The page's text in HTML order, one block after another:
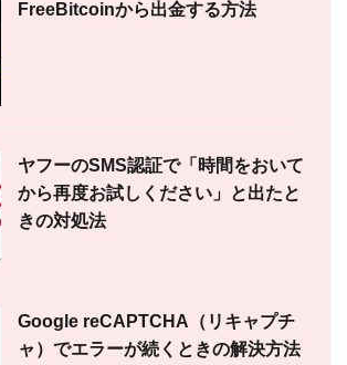
FreeBitcoinから出金する方法
ヤフーのSMS認証で「時間をおいて
から再度お試しください」と出たと
きの対処法
Google reCAPTCHA（リキャプチ
ャ）でエラーが続くときの解決方法